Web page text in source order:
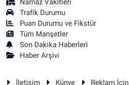
Namaz Vakitleri
Trafik Durumu
Puan Durumu ve Fikstür
Tüm Manşetler
Son Dakika Haberleri
Haber Arşivi
İletişim Künye Reklam İçin